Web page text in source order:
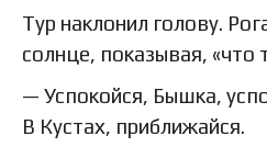
Тур наклонил голову.
солнце, показывая, «что
— Успокойся, Бышка,
В Кустах, приближайся.